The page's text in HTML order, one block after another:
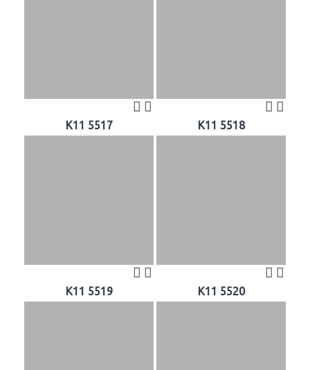
K11 5517 K11 5518
K11 5519 K11 5520